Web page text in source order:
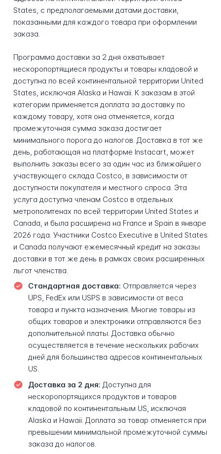
States, с предполагаемыми датами доставки,
показанными для каждого товара при оформлении
заказа.
Программа доставки за 2 дня охватывает
нескоропортящиеся продукты и товары кладовой и
доступна по всей континентальной территории United
States, исключая Alaska и Hawaii. К заказам в этой
категории применяется доплата за доставку по
каждому товару, хотя она отменяется, когда
промежуточная сумма заказа достигает
минимального порога до налогов. Доставка в тот же
день, работающая на платформе Instacart, может
выполнить заказы всего за один час из ближайшего
участвующего склада Costco, в зависимости от
доступности покупателя и местного спроса. Эта
услуга доступна членам Costco в отдельных
метрополитенах по всей территории United States и
Canada, и была расширена на France и Spain в январе
2026 года. Участники Costco Executive в United States
и Canada получают ежемесячный кредит на заказы
доставки в тот же день в рамках своих расширенных
льгот членства.
Стандартная доставка: Отправляется через
UPS, FedEx или USPS в зависимости от веса
товара и пункта назначения. Многие товары из
общих товаров и электроники отправляются без
дополнительной платы. Доставка обычно
осуществляется в течение нескольких рабочих
дней для большинства адресов континентальных
US.
Доставка за 2 дня: Доступна для
нескоропортящихся продуктов и товаров
кладовой по континентальным US, исключая
Alaska и Hawaii. Доплата за товар отменяется при
превышении минимальной промежуточной суммы
заказа до налогов.